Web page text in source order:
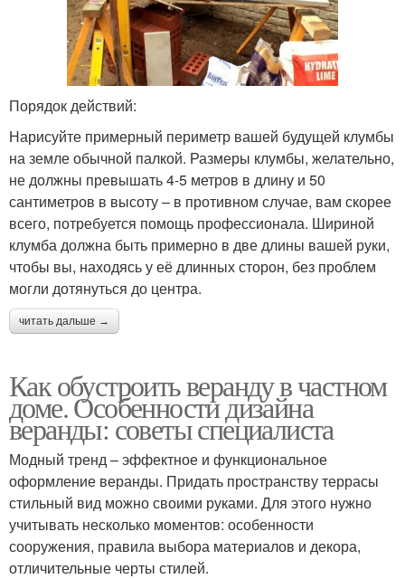
Порядок действий:
Нарисуйте примерный периметр вашей будущей клумбы
на земле обычной палкой. Размеры клумбы, желательно,
не должны превышать 4-5 метров в длину и 50
сантиметров в высоту – в противном случае, вам скорее
всего, потребуется помощь профессионала. Шириной
клумба должна быть примерно в две длины вашей руки,
чтобы вы, находясь у её длинных сторон, без проблем
могли дотянуться до центра.
читать дальше →
Как обустроить веранду в частном
доме. Особенности дизайна
веранды: советы специалиста
Модный тренд – эффектное и функциональное
оформление веранды. Придать пространству террасы
стильный вид можно своими руками. Для этого нужно
учитывать несколько моментов: особенности
сооружения, правила выбора материалов и декора,
отличительные черты стилей.